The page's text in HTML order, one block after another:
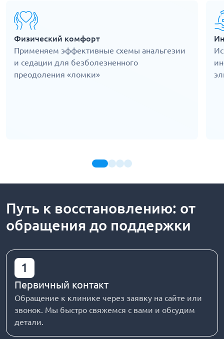
Физический комфорт
Применяем эффективные схемы анальгезии
и седации для безболезненного
преодоления «ломки»
Путь к восстановлению: от
обращения до поддержки
1
Первичный контакт
Обращение к клинике через заявку на сайте или
звонок. Мы быстро свяжемся с вами и обсудим
детали.